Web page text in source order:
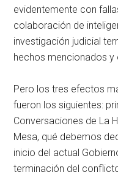
evidentemente con
colaboración de
investigación judicial
hechos mencionados y
Pero los tres efectos
fueron los siguientes:
Conversaciones de La
Mesa, qué debemos
inicio del actual
terminación del